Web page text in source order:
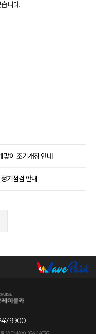
니다.
이 조기개장 안내
기점검 안내